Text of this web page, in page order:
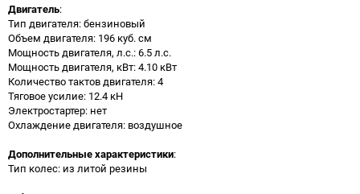
Двигатель:
Тип двигателя: бензиновый
Объем двигателя: 196 куб. см
Мощность двигателя, л.с.: 6.5 л.с.
Мощность двигателя, кВт: 4.10 кВт
Количество тактов двигателя: 4
Тяговое усилие: 12.4 кН
Электростартер: нет
Охлаждение двигателя: воздушное
Дополнительные характеристики:
Тип колес: из литой резины